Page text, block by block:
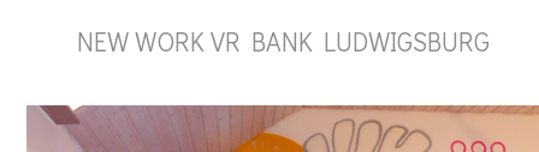
NEW WORK VR BANK LUDWIGSBURG